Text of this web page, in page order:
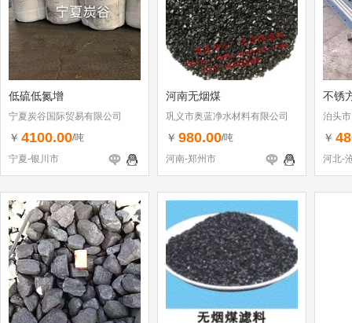
低硫低氮增
宁夏炭谷国际贸易有限公司
￥ 4100.00/吨
宁夏-银川市
河南无烟煤
巩义市奥蓝净水材料有限公司
￥ 980.00/吨
河南-郑州市
不锈
泊头
￥
河北-